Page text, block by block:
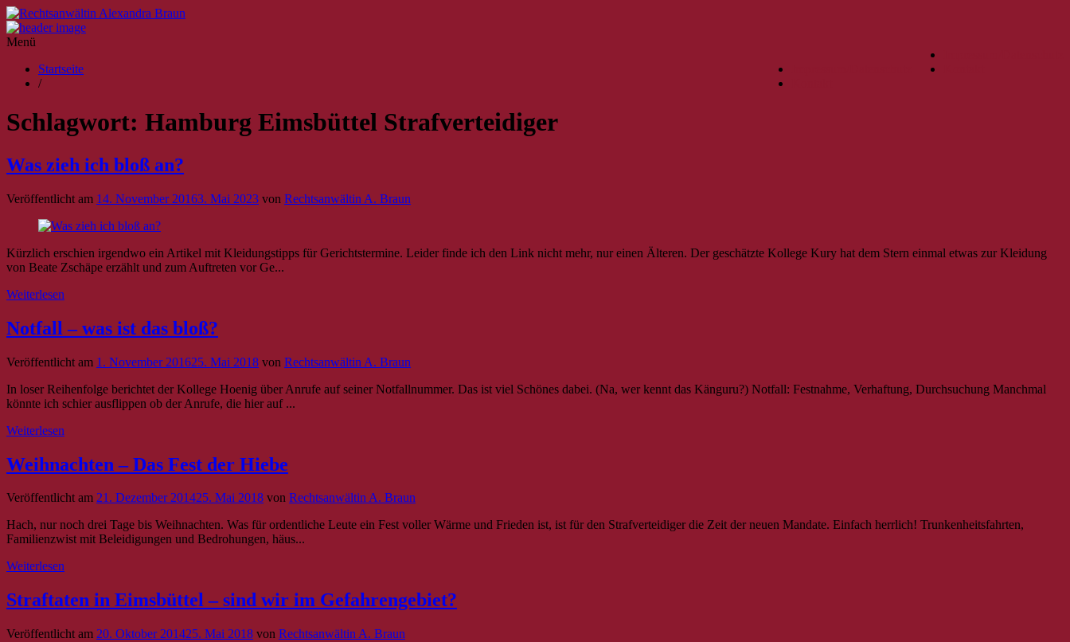
Menü
Startseite
/
Schlagwort: Hamburg Eimsbüttel Strafverteidiger
Was zieh ich bloß an?
Veröffentlicht am 14. November 20163. Mai 2023 von Rechtsanwältin A. Braun
Kürzlich erschien irgendwo ein Artikel mit Kleidungstipps für Gerichtstermine. Leider finde ich den Link nicht mehr, nur einen Älteren. Der geschätzte Kollege Kury hat dem Stern einmal etwas zur Kleidung
von Beate Zschäpe erzählt und zum Auftreten vor Ge...
Weiterlesen
Notfall – was ist das bloß?
Veröffentlicht am 1. November 201625. Mai 2018 von Rechtsanwältin A. Braun
In loser Reihenfolge berichtet der Kollege Hoenig über Anrufe auf seiner Notfallnummer. Das ist viel Schönes dabei. (Na, wer kennt das Känguru?) Notfall: Festnahme, Verhaftung, Durchsuchung Manchmal
könnte ich schier ausflippen ob der Anrufe, die hier auf ...
Weiterlesen
Weihnachten – Das Fest der Hiebe
Veröffentlicht am 21. Dezember 201425. Mai 2018 von Rechtsanwältin A. Braun
Hach, nur noch drei Tage bis Weihnachten. Was für ordentliche Leute ein Fest voller Wärme und Frieden ist, ist für den Strafverteidiger die Zeit der neuen Mandate. Einfach herrlich! Trunkenheitsfahrten,
Familienzwist mit Beleidigungen und Bedrohungen, häus...
Weiterlesen
Straftaten in Eimsbüttel – sind wir im Gefahrengebiet?
Veröffentlicht am 20. Oktober 201425. Mai 2018 von Rechtsanwältin A. Braun